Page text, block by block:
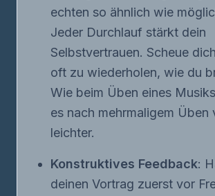
echten so ähnlich wie
Jeder Durchlauf stärkt dein
Selbstvertrauen. Scheue
oft zu wiederholen, wie du
Wie beim Üben eines
es nach mehrmaligem Üben
leichter.
Konstruktives Feedback:
deinen Vortrag zuerst vor